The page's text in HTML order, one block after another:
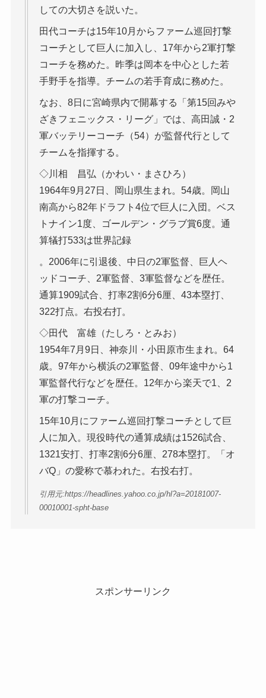
しての大切さを説いた。
田代コーチは15年10月からファーム巡回打撃
コーチとして巨人に加入し、17年から2軍打撃
コーチを務めた。昨季は岡本を中心とした若
手野手を指導。チームの若手育成に務めた。
なお、8日に宮崎県内で開幕する「第15回みや
ざきフェニックス・リーグ」では、高田誠・2
軍バッテリーコーチ（54）が監督代行として
チームを指揮する。
◇川相 昌弘（かわい・まさひろ）
1964年9月27日、岡山県生まれ。54歳。岡山
南高から82年ドラフト4位で巨人に入団。ベス
トナイン1度、ゴールデン・グラブ賞6度。通
算犠打533は世界記録
。2006年に引退後、中日の2軍監督、巨人ヘ
ッドコーチ、2軍監督、3軍監督などを歴任。
通算1909試合、打率2割6分6厘、43本塁打、
322打点。右投右打。
◇田代 富雄（たしろ・とみお）
1954年7月9日、神奈川・小田原市生まれ。64
歳。97年から横浜の2軍監督、09年途中から1
軍監督代行などを歴任。12年から楽天で1、2
軍の打撃コーチ。
15年10月にファーム巡回打撃コーチとして巨
人に加入。現役時代の通算成績は1526試合、
1321安打、打率2割6分6厘、278本塁打。「オ
バQ」の愛称で慕われた。右投右打。
引用元:https://headlines.yahoo.co.jp/hl?a=20181007-
00010001-spht-base
スポンサーリンク